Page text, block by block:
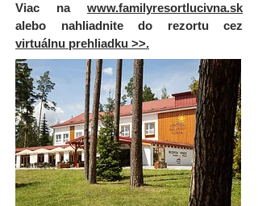
Viac na www.familyresortlucivna.sk
alebo nahliadnite do rezortu cez
virtuálnu prehliadku >>​.